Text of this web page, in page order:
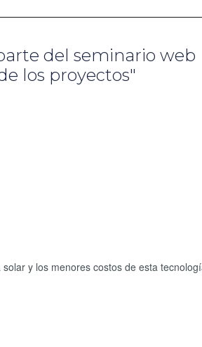
del seminario web
los proyectos"
y los menores costos de esta